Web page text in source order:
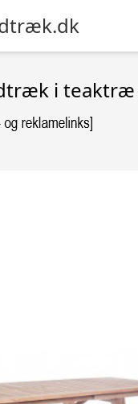
i teaktræ